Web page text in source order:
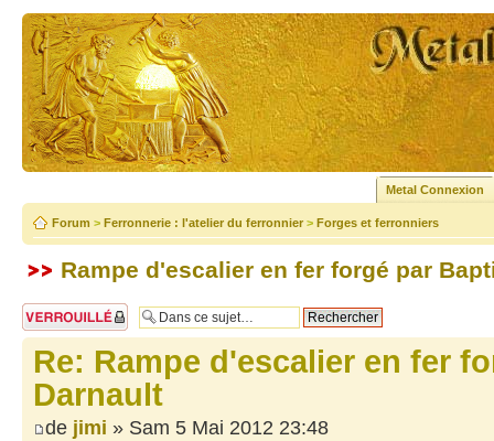
Metal Connexion
Forum > Ferronnerie : l'atelier du ferronnier > Forges et ferronniers
Rampe d'escalier en fer forgé par
Sujet verrouillé
Re: Rampe d'escalier en fer
Darnault
de jimi » Sam 5 Mai 2012 23:48